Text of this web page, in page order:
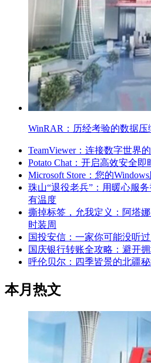
WinRAR：历经考验的数据
TeamViewer：连接数字世界
Potato Chat：开启高效安全
Microsoft Store：您的
珠山“退役老兵”：用暖心服
有温度
撕掉标签，允我定义：阿塔
时装周
国投安信：一家你可能没听
国庆银行转账全攻略：避开
呼伦贝尔：四季皆景的北疆
本月热文